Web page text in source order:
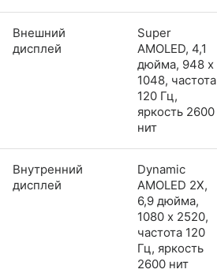
Внешний
дисплей
Super
AMOLED, 4,1
дюйма, 948 x
1048, частота
120 Гц,
яркость 2600
нит
Внутренний
дисплей
Dynamic
AMOLED 2X,
6,9 дюйма,
1080 x 2520,
частота 120
Гц, яркость
2600 нит